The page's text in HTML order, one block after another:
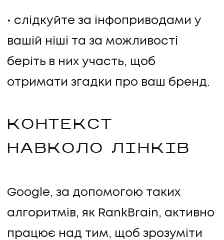
слідкуйте за інфоприводами у
вашій ніші та за можливості
беріть в них участь, щоб
отримати згадки про ваш бренд.
КОНТЕКСТ
НАВКОЛО ЛІНКІВ
Google, за допомогою таких
алгоритмів, як RankBrain, активно
працює над тим, щоб зрозуміти